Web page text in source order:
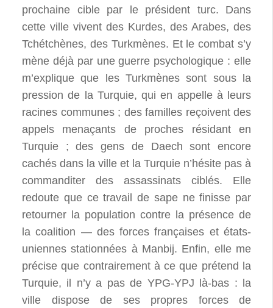
prochaine cible par le président turc. Dans
cette ville vivent des Kurdes, des Arabes, des
Tchétchènes, des Turkmènes. Et le combat s’y
mène déjà par une guerre psychologique : elle
m’explique que les Turkmènes sont sous la
pression de la Turquie, qui en appelle à leurs
racines communes ; des familles reçoivent des
appels menaçants de proches résidant en
Turquie ; des gens de Daech sont encore
cachés dans la ville et la Turquie n’hésite pas à
commanditer des assassinats ciblés. Elle
redoute que ce travail de sape ne finisse par
retourner la population contre la présence de
la coalition — des forces françaises et états-
uniennes stationnées à Manbij. Enfin, elle me
précise que contrairement à ce que prétend la
Turquie, il n’y a pas de YPG-YPJ là-bas : la
ville dispose de ses propres forces de